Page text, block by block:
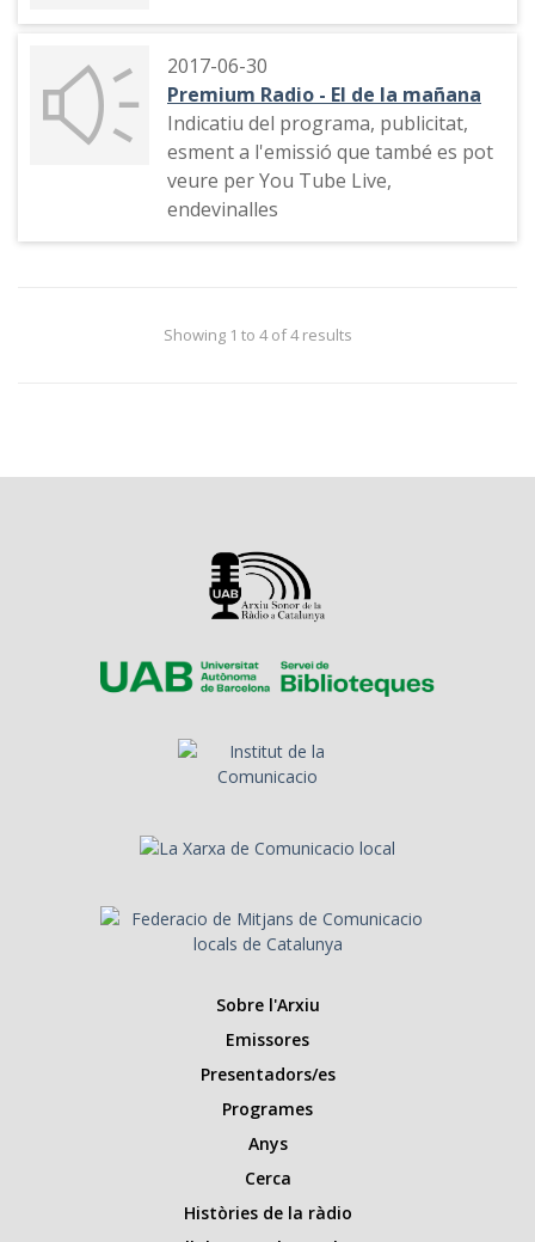
2017-06-30
Premium Radio - El de la mañana
Indicatiu del programa, publicitat,
esment a l'emissió que també es pot
veure per You Tube Live,
endevinalles
Showing 1 to 4 of 4 results
Sobre l'Arxiu
Emissores
Presentadors/es
Programes
Anys
Cerca
Històries de la ràdio